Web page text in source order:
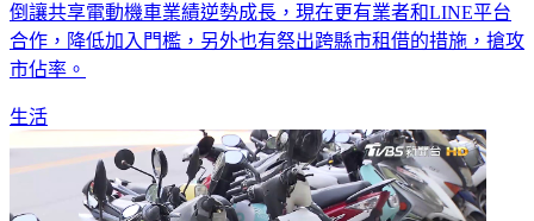
倒讓共享電動機車業績逆勢成長，現在更有業者和LINE平台
合作，降低加入門檻，另外也有祭出跨縣市租借的措施，搶攻
市佔率。
生活